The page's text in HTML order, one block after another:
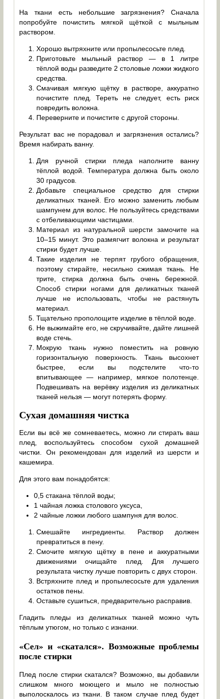
На ткани есть небольшие загрязнения? Сначала
попробуйте почистить мягкой щёткой с мыльным
раствором.
Хорошо вытряхните или пропылесосьте плед.
Приготовьте мыльный раствор — в 1 литре
тёплой воды разведите 2 столовые ложки жидкого
средства.
Смачивая мягкую щётку в растворе, аккуратно
почистите плед. Тереть не следует, есть риск
повредить волокна.
Переверните и почистите с другой стороны.
Результат вас не порадовал и загрязнения остались?
Время набирать ванну.
Для ручной стирки пледа наполните ванну
тёплой водой. Температура должна быть около
30 градусов.
Добавьте специальное средство для стирки
деликатных тканей. Его можно заменить любым
шампунем для волос. Не пользуйтесь средствами
с отбеливающими частицами.
Материал из натуральной шерсти замочите на
10–15 минут. Это размягчит волокна и результат
стирки будет лучше.
Такие изделия не терпят грубого обращения,
поэтому стирайте, несильно сжимая ткань. Не
трите, стирка должна быть очень бережной.
Способ стирки ногами для деликатных тканей
лучше не использовать, чтобы не растянуть
материал.
Тщательно прополощите изделие в тёплой воде.
Не выжимайте его, не скручивайте, дайте лишней
воде стечь.
Мокрую ткань нужно поместить на ровную
горизонтальную поверхность. Ткань высохнет
быстрее, если вы подстелите что-то
впитывающее — например, мягкое полотенце.
Подвешивать на верёвку изделия из деликатных
тканей нельзя — могут потерять форму.
Сухая домашняя чистка
Если вы всё же сомневаетесь, можно ли стирать ваш
плед, воспользуйтесь способом сухой домашней
чистки. Он рекомендован для изделий из шерсти и
кашемира.
Для этого вам понадобятся:
0,5 стакана тёплой воды;
1 чайная ложка столового уксуса,
2 чайные ложки любого шампуня для волос.
Смешайте ингредиенты. Раствор должен
превратиться в пену.
Смочите мягкую щётку в пене и аккуратными
движениями очищайте плед. Для лучшего
результата чистку лучше повторить с двух сторон.
Встряхните плед и пропылесосьте для удаления
остатков пены.
Оставьте сушиться, предварительно расправив.
Гладить пледы из деликатных тканей можно чуть
тёплым утюгом, но только с изнанки.
«Сел» и «скатался». Возможные проблемы
после стирки
Плед после стирки скатался? Возможно, вы добавили
слишком много моющего и мыло не полностью
выполоскалось из ткани. В таком случае плед будет